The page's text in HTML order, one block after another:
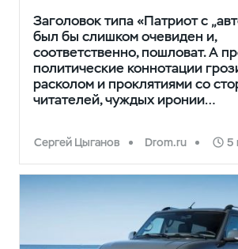
Заголовок типа «Патриот с
был бы слишком очевиден и,
соответственно, пошловат. А
политические коннотации
расколом и проклятиями со
читателей, чуждых иронии…
Сергей Цыганов Drom.ru 5